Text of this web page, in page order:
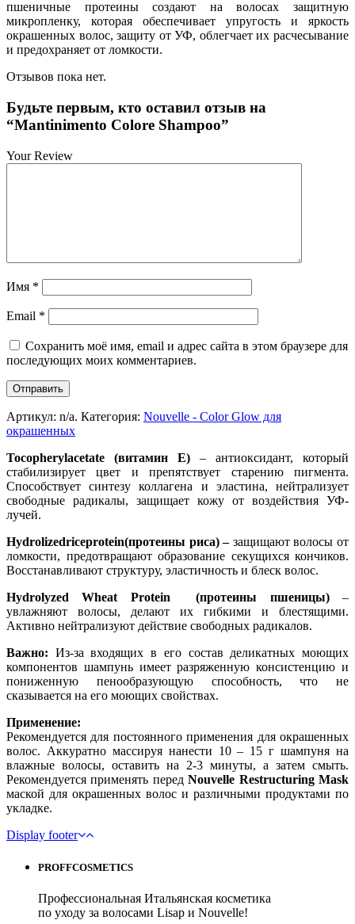
пшеничные протеины создают на волосах защитную
микропленку, которая обеспечивает упругость и яркость
окрашенных волос, защиту от УФ, облегчает их расчесывание
и предохраняет от ломкости.
Отзывов пока нет.
Будьте первым, кто оставил отзыв на
“Mantinimento Colore Shampoo”
Your Review
Имя *
Email *
Сохранить моё имя, email и адрес сайта в этом браузере для
последующих моих комментариев.
Артикул: n/a. Категория: Nouvelle - Color Glow для
окрашенных
Tocopherylacetate (витамин Е) – антиоксидант, который
стабилизирует цвет и препятствует старению пигмента.
Способствует синтезу коллагена и эластина, нейтрализует
свободные радикалы, за­щищает кожу от воздействия УФ-
лучей.
Hydrolizedriceprotein(протеины риса) –защищают волосы от
ломкости, предотвращают образование секущихся кончиков.
Восстанавливают структуру, эластичность и блеск волос.
Hydrolyzed Wheat Protein (протеины пшеницы) –
увлажняют волосы, делают их гибкими и блестящими.
Активно нейтрализуют действие свободных радикалов.
Важно: Из-за входящих в его состав деликатных моющих
компонентов шампунь имеет разряженную консистенцию и
пониженную пенообразующую способность, что не
сказывается на его моющих свойствах.
Применение:
Рекомендуется для постоянного применения для окрашенных
волос. Аккуратно массируя нанести 10 – 15 г шампуня на
влажные волосы, оставить на 2-3 минуты, а затем смыть.
Рекомендуется применять передNouvelle Restructuring Mask
маской для окрашенных волос и различными продуктами по
укладке.
Display footer
PROFFCOSMETICS
Профессиональная Итальянская косметика
по уходу за волосами Lisap и Nouvelle!